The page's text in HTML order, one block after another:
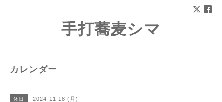
手打蕎麦シマ
カレンダー
休日 2024-11-18 (月)